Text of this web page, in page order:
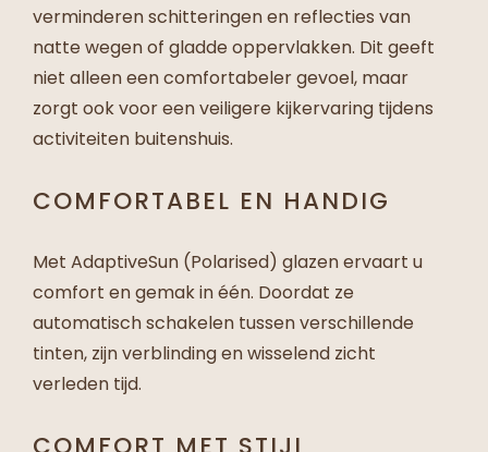
verminderen schitteringen en reflecties van
natte wegen of gladde oppervlakken. Dit geeft
niet alleen een comfortabeler gevoel, maar
zorgt ook voor een veiligere kijkervaring tijdens
activiteiten buitenshuis.
COMFORTABEL EN HANDIG
Met AdaptiveSun (Polarised) glazen ervaart u
comfort en gemak in één. Doordat ze
automatisch schakelen tussen verschillende
tinten, zijn verblinding en wisselend zicht
verleden tijd.